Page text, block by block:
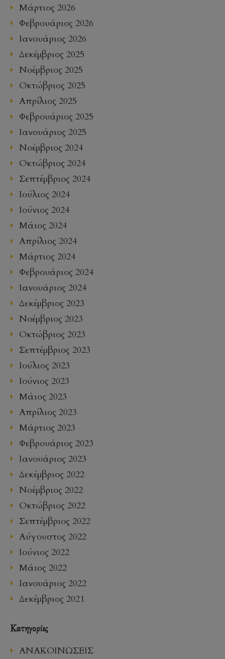
Μάρτιος 2026
Φεβρουάριος 2026
Ιανουάριος 2026
Δεκέμβριος 2025
Νοέμβριος 2025
Οκτώβριος 2025
Απρίλιος 2025
Φεβρουάριος 2025
Ιανουάριος 2025
Νοέμβριος 2024
Οκτώβριος 2024
Σεπτέμβριος 2024
Ιούλιος 2024
Ιούνιος 2024
Μάιος 2024
Απρίλιος 2024
Μάρτιος 2024
Φεβρουάριος 2024
Ιανουάριος 2024
Δεκέμβριος 2023
Νοέμβριος 2023
Οκτώβριος 2023
Σεπτέμβριος 2023
Ιούλιος 2023
Ιούνιος 2023
Μάιος 2023
Απρίλιος 2023
Μάρτιος 2023
Φεβρουάριος 2023
Ιανουάριος 2023
Δεκέμβριος 2022
Νοέμβριος 2022
Οκτώβριος 2022
Σεπτέμβριος 2022
Αύγουστος 2022
Ιούνιος 2022
Μάιος 2022
Ιανουάριος 2022
Δεκέμβριος 2021
Kατηγορίες
ΑΝΑΚΟΙΝΩΣΕΙΣ